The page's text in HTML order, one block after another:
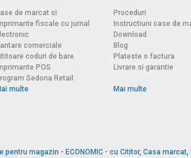
de marcat si
fiscale cu jurnal
comerciale
coduri de bare
POS
Sedona Retail
multe
Proceduri
Instructiuni case de
Download
Blog
Plateste o factura
Livrare si garantie
Mai multe
pentru magazin - ECONOMIC - cu Cititor, Casa